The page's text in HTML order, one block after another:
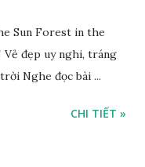
Sun Forest in the
Vẻ đẹp uy nghi, tráng
Nghe đọc bài ...
CHI TIẾT »